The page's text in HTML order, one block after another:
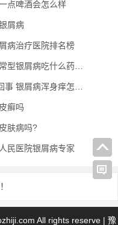
点啤酒会怎么样
屑病
病治疗医院排名榜
屑病吃什么药效果好
银屑病浑身痒怎么办
癣吗
肤病吗?
民医院银屑病专家
All rights reserve | 豫